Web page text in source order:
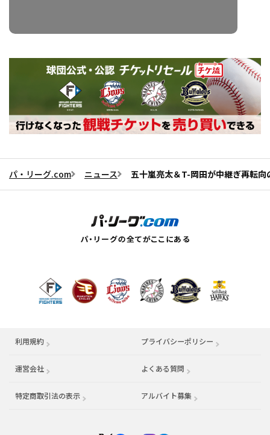
パ・リーグ.com ニュース 五十嵐亮太＆T-岡田が中継ぎ再転
利用規約 プライバシーポリシー
運営会社 （別ウィンドウで開く） よくある質問
特定商取引法の表示 アルバイト募集 （別ウィンドウで開く